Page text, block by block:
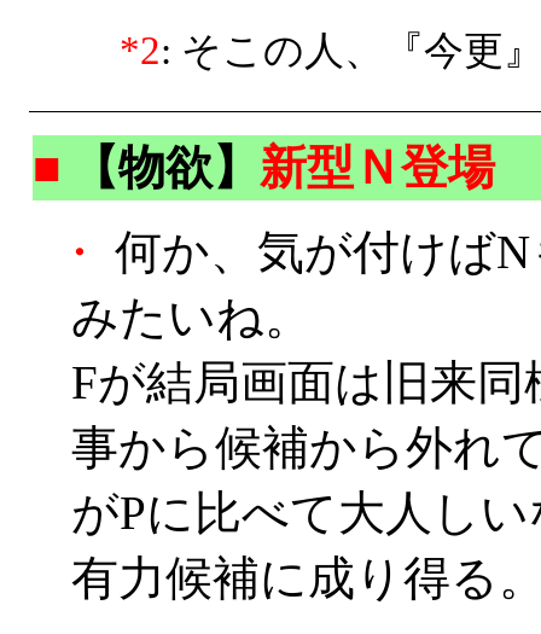
*2: そこの人、『今更
■ 【物欲】 新型Ｎ登場
・
何か、気が付けば
みたいね。
Fが結局画面は旧来
事から候補から外れ
がPに比べて大人し
有力候補に成り得る